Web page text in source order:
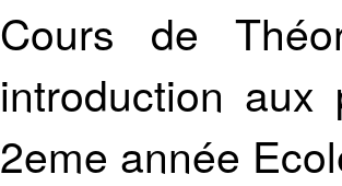
Cours de
introduction aux
2eme année